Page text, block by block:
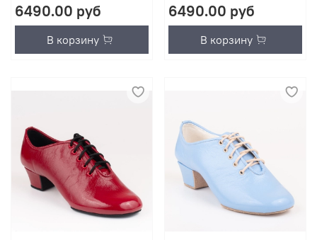
6490.00 руб
В корзину
6490.00 руб
В корзину